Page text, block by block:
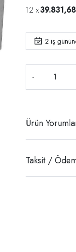
2 iş
-
Ürün
Taksit /